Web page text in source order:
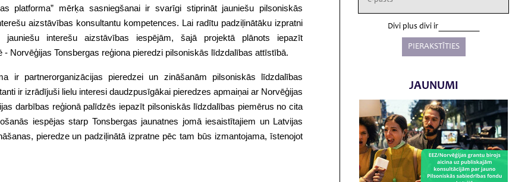
platforma” mērķa sasniegšanai ir svarīgi stiprināt jauniešu pilsoniskās
aizstāvības konsultantu kompetences. Lai radītu padziļinātāku izpratni
interešu aizstāvības iespējām, šajā projektā plānots iepazīt
Norvēģijas Tonsbergas reģiona pieredzi pilsoniskās līdzdalības attīstībā.
ir partnerorganizācijas pieredzei un zināšanām pilsoniskās līdzdalības
ir izrādījuši lielu interesi daudzpusīgākai pieredzes apmaiņai ar Norvēģijas
darbības reģionā palīdzēs iepazīt pilsoniskās līdzdalības piemērus no cita
iespējas starp Tonsbergas jaunatnes jomā iesaistītajiem un Latvijas
pieredze un padziļinātā izpratne pēc tam būs izmantojama, īstenojot
Divi plus divi ir
JAUNUMI